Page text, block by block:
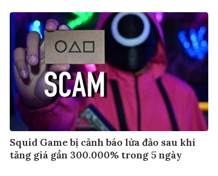
Squid Game bị cảnh báo lừa đảo sau khi
tăng giá gần 300.000% trong 5 ngày